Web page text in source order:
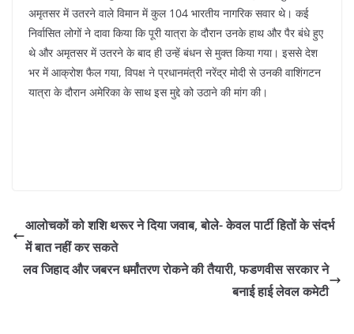
अमृतसर में उतरने वाले विमान में कुल 104 भारतीय नागरिक सवार थे। कई
निर्वासित लोगों ने दावा किया कि पूरी यात्रा के दौरान उनके हाथ और पैर बंधे हुए
थे और अमृतसर में उतरने के बाद ही उन्हें बंधन से मुक्त किया गया। इससे देश
भर में आक्रोश फैल गया, विपक्ष ने प्रधानमंत्री नरेंद्र मोदी से उनकी वाशिंगटन
यात्रा के दौरान अमेरिका के साथ इस मुद्दे को उठाने की मांग की।
आलोचकों को शशि थरूर ने दिया जवाब, बोले- केवल पार्टी हितों के संदर्भ
में बात नहीं कर सकते
लव जिहाद और जबरन धर्मांतरण रोकने की तैयारी, फडणवीस सरकार ने
बनाई हाई लेवल कमेटी